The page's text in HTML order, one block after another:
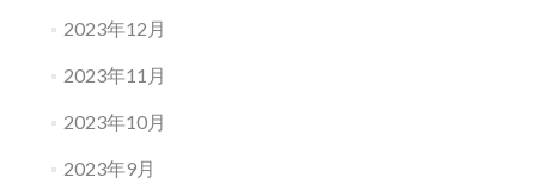
2023年12月
2023年11月
2023年10月
2023年9月